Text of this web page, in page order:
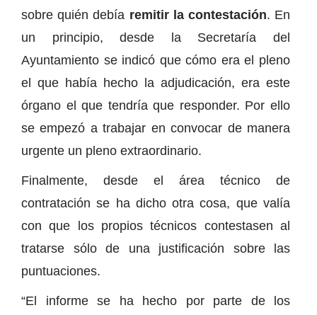
sobre quién debía remitir la contestación. En
un principio, desde la Secretaría del
Ayuntamiento se indicó que cómo era el pleno
el que había hecho la adjudicación, era este
órgano el que tendría que responder. Por ello
se empezó a trabajar en convocar de manera
urgente un pleno extraordinario.
Finalmente, desde el área técnico de
contratación se ha dicho otra cosa, que valía
con que los propios técnicos contestasen al
tratarse sólo de una justificación sobre las
puntuaciones.
“El informe se ha hecho por parte de los